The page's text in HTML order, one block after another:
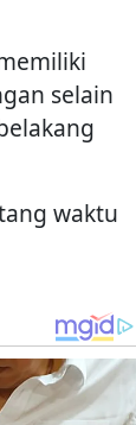
selain
waktu